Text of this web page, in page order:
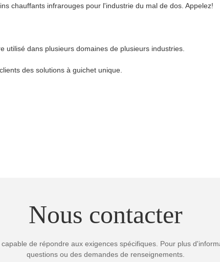
chauffants infrarouges pour l'industrie du mal de dos. Appelez!
dans plusieurs domaines de plusieurs industries.
des solutions à guichet unique.
Nous contacter
de répondre aux exigences spécifiques. Pour plus
questions ou des demandes de renseignements.